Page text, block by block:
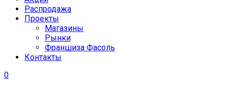
Распродажа
Проекты
Магазины
Рынки
Франшиза Фасоль
Контакты
0